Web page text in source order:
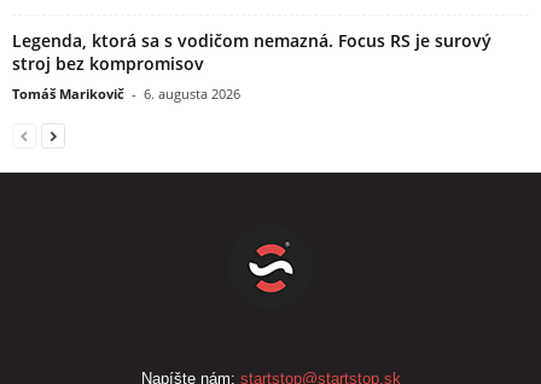
Legenda, ktorá sa s vodičom nemazná. Focus RS je surový
stroj bez kompromisov
Tomáš Marikovič - 6. augusta 2026
Napíšte nám: startstop@startstop.sk